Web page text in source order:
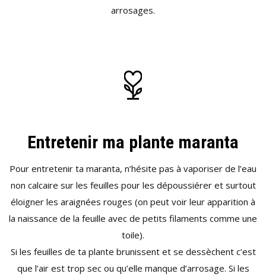
arrosages.
Entretenir ma plante maranta
Pour entretenir ta maranta, n’hésite pas à vaporiser de l’eau
non calcaire sur les feuilles pour les dépoussiérer et surtout
éloigner les araignées rouges (on peut voir leur apparition à
la naissance de la feuille avec de petits filaments comme une
toile).
Si les feuilles de ta plante brunissent et se dessèchent c’est
que l’air est trop sec ou qu’elle manque d’arrosage. Si les